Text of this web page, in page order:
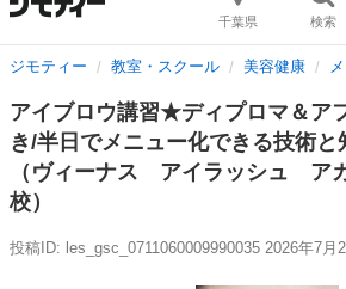
千葉県 検索
ジモティー 教室・スクール 美容健康
アイブロウ講習★ディプロマ＆ア
き/半日でメニュー化できる技術と
（ヴィーナス アイラッシュ ア
校）
投稿ID: les_gsc_0711060009990035 2026年7月